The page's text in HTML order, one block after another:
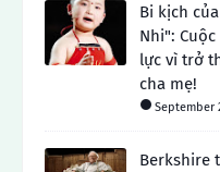
Bi kịch
Nhi":
lực vì trở
cha mẹ!
September
Berkshire